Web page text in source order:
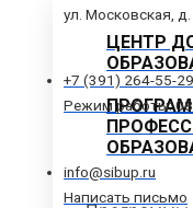
ЦЕНТР
ул. Московская,
+7 (391) 264-55-29
Режим работы:
info@sibup.ru
Написать письмо